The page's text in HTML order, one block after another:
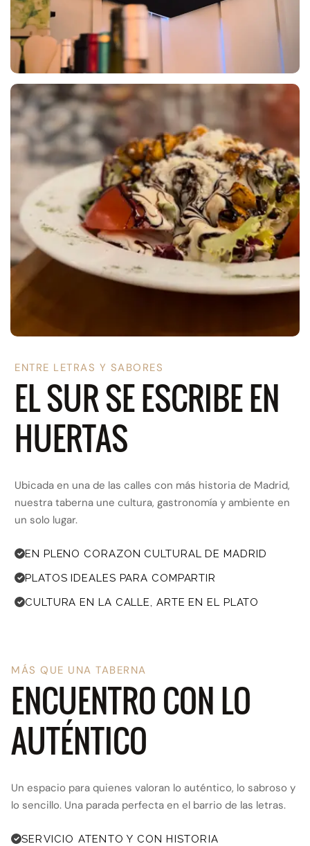
ENTRE LETRAS Y SABORES
EL SUR SE ESCRIBE EN
HUERTAS
Ubicada en una de las calles con más historia de Madrid,
nuestra taberna une cultura, gastronomía y ambiente en
un solo lugar.
EN PLENO CORAZON CULTURAL DE MADRID
PLATOS IDEALES PARA COMPARTIR
CULTURA EN LA CALLE, ARTE EN EL PLATO
MÁS QUE UNA TABERNA
ENCUENTRO CON LO
AUTÉNTICO
Un espacio para quienes valoran lo auténtico, lo sabroso y
lo sencillo. Una parada perfecta en el barrio de las letras.
SERVICIO ATENTO Y CON HISTORIA